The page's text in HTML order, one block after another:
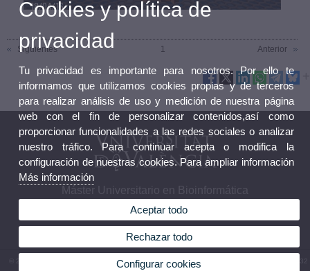
18/04/16
Siguientes Anterior
1
Máster Universitario en Bioinformática
© 2026 UV. - Av. de la Universitat s/n 46100 Burjassot. Valencia. España. Tel (+34) 963 54 32
Cookies y política de
privacidad
Tu privacidad es importante para nosotros. Por ello te
informamos que utilizamos cookies propias y de terceros
para realizar análisis de uso y medición de nuestra página
web con el fin de personalizar contenidos,así como
proporcionar funcionalidades a las redes sociales o analizar
nuestro tráfico. Para continuar acepta o modifica la
configuración de nuestras cookies. Para ampliar información
Más información
Aceptar todo
Rechazar todo
Configurar cookies